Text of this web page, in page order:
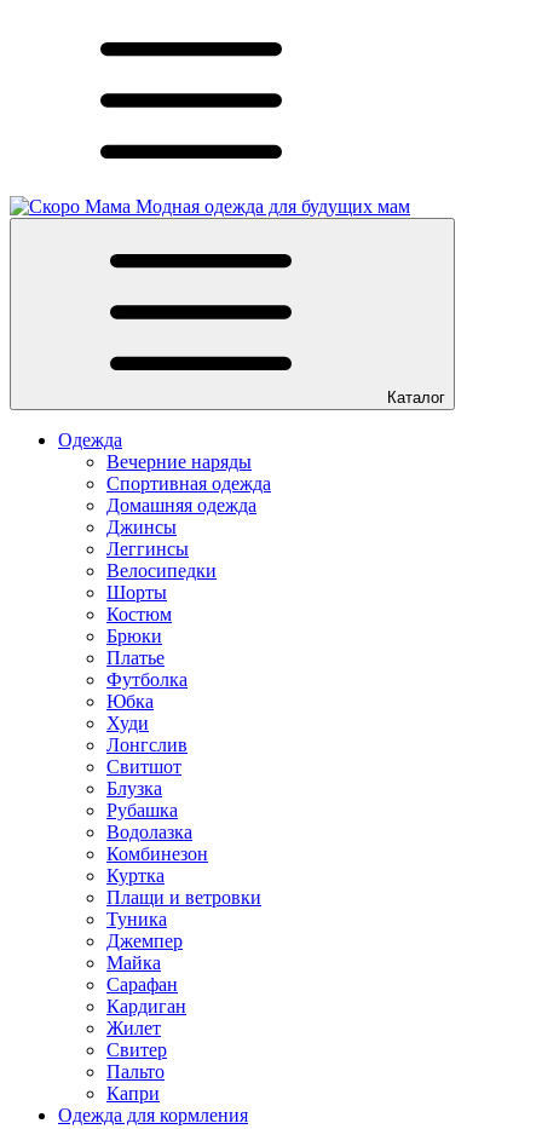
Модная одежда для будущих мам
Каталог
Одежда
Вечерние наряды
Спортивная одежда
Домашняя одежда
Джинсы
Леггинсы
Велосипедки
Шорты
Костюм
Брюки
Платье
Футболка
Юбка
Худи
Лонгслив
Свитшот
Блузка
Рубашка
Водолазка
Комбинезон
Куртка
Плащи и ветровки
Туника
Джемпер
Майка
Сарафан
Кардиган
Жилет
Свитер
Пальто
Капри
Одежда для кормления